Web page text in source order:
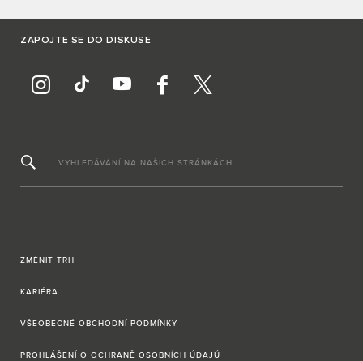
ZAPOJTE SE DO DISKUSE
VYHLEDÁVÁNÍ NA NAŠICH STRÁNKÁCH
ZMĚNIT TRH
KARIÉRA
VŠEOBECNÉ OBCHODNÍ PODMÍNKY
PROHLÁŠENÍ O OCHRANĚ OSOBNÍCH ÚDAJÚ